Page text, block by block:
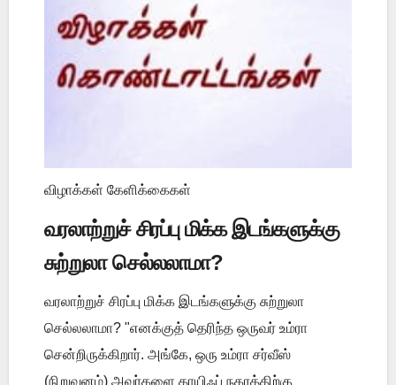
விழாக்கள் கேளிக்கைகள்
வரலாற்றுச் சிரப்பு மிக்க இடங்களுக்கு
சுற்றுலா செல்லலாமா?
வரலாற்றுச் சிரப்பு மிக்க இடங்களுக்கு சுற்றுலா
செல்லலாமா? "எனக்குத் தெரிந்த ஒருவர் உம்ரா
சென்றிருக்கிறார். அங்கே, ஒரு உம்ரா சர்வீஸ்
(நிறுவனம்) அவர்களை தாயிஃப் நகரத்திற்கு